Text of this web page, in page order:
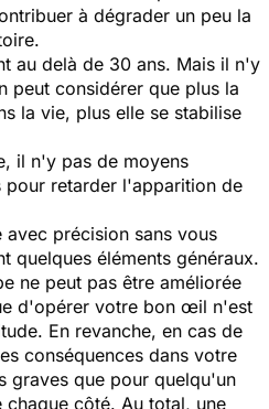
à dégrader un peu la
au delà de 30 ans. Mais il n'y
peut considérer que plus la
la vie, plus elle se stabilise
il n'y pas de moyens
pour retarder l'apparition de
précision sans vous
quelques éléments généraux.
ne peut pas être améliorée
d'opérer votre bon œil n'est
En revanche, en cas de
conséquences dans votre
graves que pour quelqu'un
côté. Au total, une